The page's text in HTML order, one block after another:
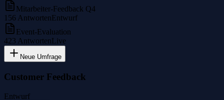
Mitarbeiter-Feedback Q4
156 AntwortenEntwurf
Event-Evaluation
423 AntwortenLive
Neue Umfrage
Customer Feedback
Entwurf